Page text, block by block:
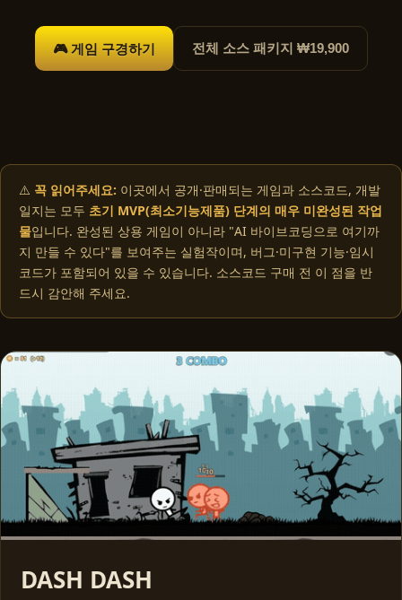
🎮 게임 구경하기 전체 소스 패키지 ₩19,900
⚠️ 꼭 읽어주세요: 이곳에서 공개·판매되는 게임과 소스코드, 개발
일지는 모두 초기 MVP(최소기능제품) 단계의 매우 미완성된 작업
물입니다. 완성된 상용 게임이 아니라 "AI 바이브코딩으로 여기까
지 만들 수 있다"를 보여주는 실험작이며, 버그·미구현 기능·임시
코드가 포함되어 있을 수 있습니다. 소스코드 구매 전 이 점을 반
드시 감안해 주세요.
DASH DASH